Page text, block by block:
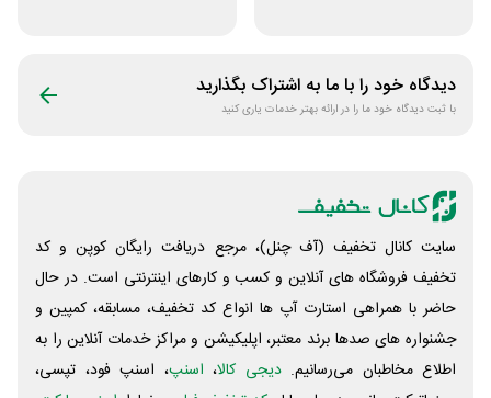
دیدگاه خود را با ما به اشتراک بگذارید
با ثبت دیدگاه خود ما را در ارائه بهتر خدمات یاری کنید
سایت کانال تخفیف (آف چنل)، مرجع دریافت رایگان کوپن و کد
تخفیف فروشگاه های آنلاین و کسب و‌ کارهای اینترنتی است. در حال
حاضر با همراهی استارت آپ ها انواع کد تخفیف، مسابقه، کمپین و
جشنواره های صدها برند معتبر، اپلیکیشن و مراکز خدمات آنلاین را به
اطلاع مخاطبان می‌رسانیم. دیجی کالا، اسنپ، اسنپ فود، تپسی،